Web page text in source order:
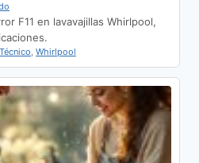
F11 en lavavajillas Whirlpool,
, Whirlpool